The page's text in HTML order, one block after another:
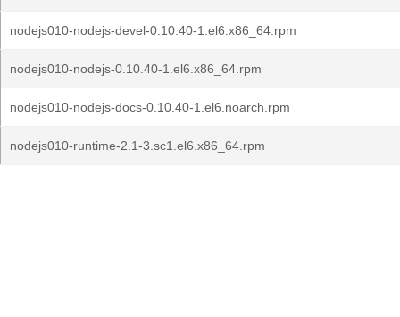
nodejs010-nodejs-devel-0.10.40-1.el6.x86_64.rpm
nodejs010-nodejs-0.10.40-1.el6.x86_64.rpm
nodejs010-nodejs-docs-0.10.40-1.el6.noarch.rpm
nodejs010-runtime-2.1-3.sc1.el6.x86_64.rpm